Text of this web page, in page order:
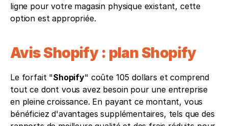
ligne pour votre magasin physique existant, cette
option est appropriée.
Avis Shopify : plan Shopify
Le forfait "Shopify" coûte 105 dollars et comprend
tout ce dont vous avez besoin pour une entreprise
en pleine croissance. En payant ce montant, vous
bénéficiez d'avantages supplémentaires, tels que des